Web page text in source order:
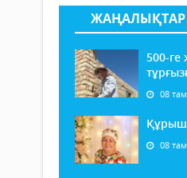
ЖАҢАЛЫҚТАР
500-
08
Құрыш
08